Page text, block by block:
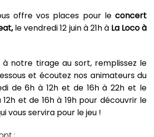
offre vos places pour le concert
le vendredi 12 juin à 21h à La Loco à
notre tirage au sort, remplissez le
et écoutez nos animateurs du
de 6h à 12h et de 16h à 22h et le
et de 16h à 19h pour découvrir le
vous servira pour le jeu !